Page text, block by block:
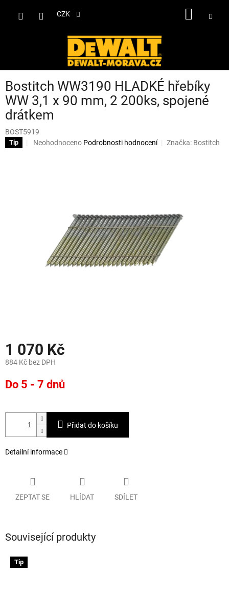
CZK
Bostitch WW3190 HLADKÉ hřebíky
WW 3,1 x 90 mm, 2 200ks, spojené
drátkem
BOST5919
Tip
Průměrné
Neohodnoceno Podrobnosti hodnocení Značka: Bostitch
1 070 Kč
884 Kč bez DPH
cena:
Do 5 - 7 dnů
Přidat do košíku
Detailní informace
ZEPTAT SE HLÍDAT SDÍLET
Související produkty
Tip